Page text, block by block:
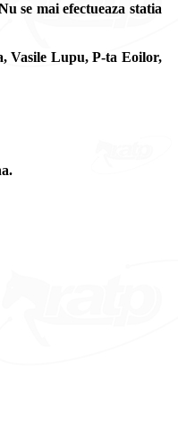
se mai efectueaza statia
Vasile Lupu, P-ta Eoilor,